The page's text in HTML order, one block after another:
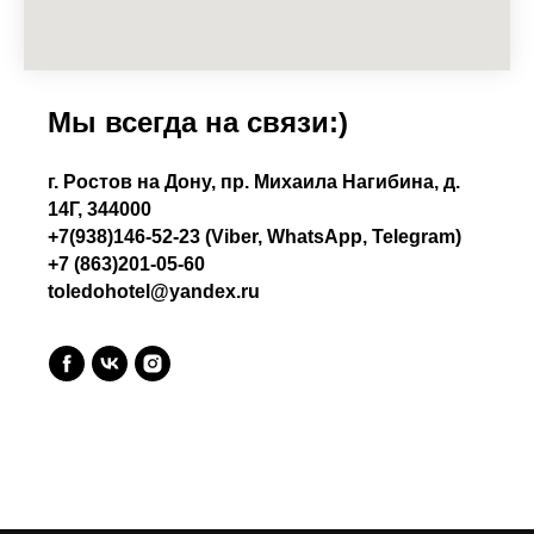
Мы всегда на связи:)
г. Ростов на Дону, пр. Михаила Нагибина, д.
14Г, 344000
+7(938)146-52-23 (Viber, WhatsApp, Telegram)
+7 (863)201-05-60
toledohotel@yandex.ru